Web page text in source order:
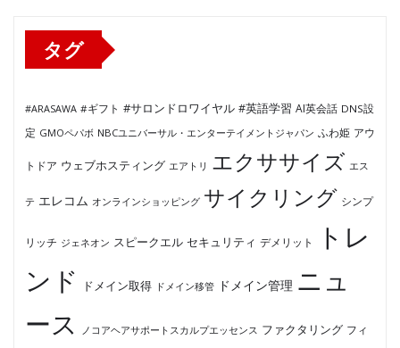
タグ
#ARASAWA #ギフト #サロンドロワイヤル #英語学習 AI英会話 DNS設
定 GMOペパボ NBCユニバーサル・エンターテイメントジャパン ふわ姫 アウ
トドア ウェブホスティング エアトリ エクササイズ エス
テ エレコム オンラインショッピング サイクリング シンプ
リッチ ジェネオン スピークエル セキュリティ デメリット
トレ
ンド
ドメイン取得 ドメイン移管 ドメイン管理 ニュ
ース
ノコアヘアサポートスカルプエッセンス ファクタリング フィ